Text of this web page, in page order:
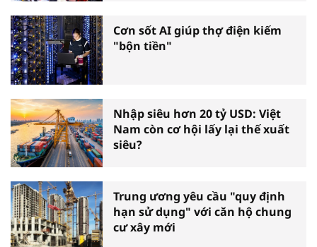
Cơn sốt AI giúp thợ điện kiếm
"bộn tiền"
Nhập siêu hơn 20 tỷ USD: Việt
Nam còn cơ hội lấy lại thế xuất
siêu?
Trung ương yêu cầu "quy định
hạn sử dụng" với căn hộ chung
cư xây mới